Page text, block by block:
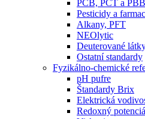
PCB, PCT a PBB
Pesticidy a
Alkany, PFT
NEOlytic
Deuterované
Ostatní standardy
Fyzikálno-chemické
pH pufre
Štandardy Brix
Elektrická
Redoxný